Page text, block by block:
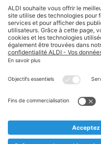
Suivez ALDI
Textes marqués d'un
* Nous vendons ces articles
au cas où, malgré le
prématurément en rupture
** Sur ce site, l’utilisation de